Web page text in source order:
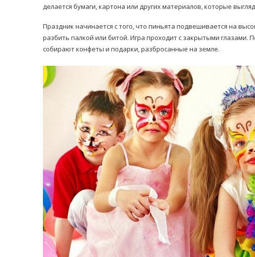
делается бумаги, картона или других материалов, которые
Праздник начинается с того, что пиньята подвешивается на
разбить палкой или битой. Игра проходит с закрытыми глазами.
собирают конфеты и подарки, разбросанные на земле.